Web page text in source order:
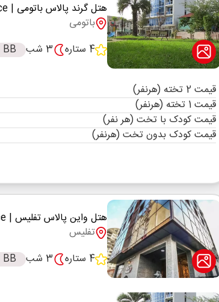
هتل گرند پالاس باتومی | grand palace
باتومی
4 ستاره
3 شب BB
قیمت 2 تخته (هرنفر)
قیمت 1 تخته (هرنفر)
قیمت کودک با تخت (هر نفر)
قیمت کودک بدون تخت (هرنفر)
هتل واین پالاس تفلیس | Wine Palace
تفلیس
4 ستاره
3 شب BB